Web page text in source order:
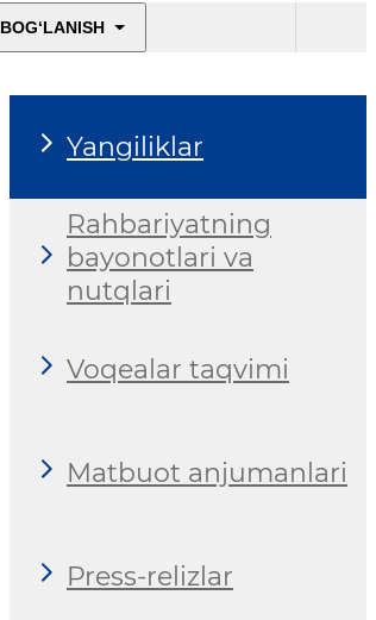
BOG‘LANISH
Yangiliklar
Rahbariyatning
bayonotlari va
nutqlari
Voqealar taqvimi
Matbuot anjumanlari
Press-relizlar